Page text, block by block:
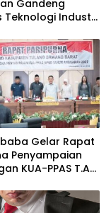
Gandeng
Teknologi Industri
Lomou
Prodak Unggulan
Gelar Rapat
Penyampaian
KUA-PPAS T.A